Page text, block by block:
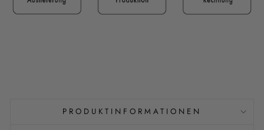
PRODUKTINFORMATIONEN